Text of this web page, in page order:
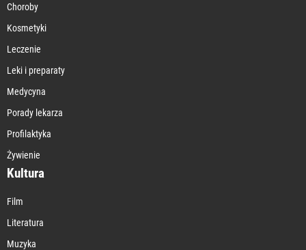
Choroby
Kosmetyki
Leczenie
Leki i preparaty
Medycyna
Porady lekarza
Profilaktyka
Żywienie
Kultura
Film
Literatura
Muzyka